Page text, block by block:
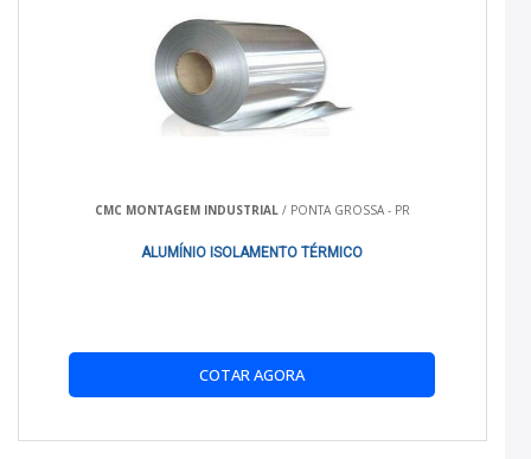
A Refrigeração Real oferece garantia de qualidade em seus
produtos, assegurando o cliente contra defeitos de
PERGUNTAS FREQUENTES
do seu veículo, mas a Refrigeração Real oferece soluções
Os custos variam conforme o material e as dimensões
acessíveis e competitivas.
CMC MONTAGEM INDUSTRIAL/ PONTA GROSSA - PR
ALUMÍNIO ISOLAMENTO TÉRMICO
COTAR AGORA